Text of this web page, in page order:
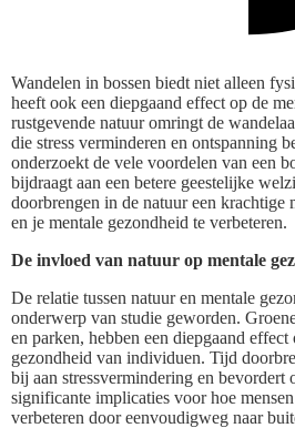
Wandelen in bossen biedt niet alleen
heeft ook een diepgaand effect op de
rustgevende natuur omringt de
die stress verminderen en ontspanning
onderzoekt de vele voordelen van een
bijdraagt aan een betere geestelijke
doorbrengen in de natuur een krachtige
en je mentale gezondheid te verbeteren.
De invloed van natuur op mentale
De relatie tussen natuur en mentale
onderwerp van studie geworden.
en parken, hebben een diepgaand effect
gezondheid van individuen. Tijd
bij aan stressvermindering en bevordert
significante implicaties voor hoe
verbeteren door eenvoudigweg naar